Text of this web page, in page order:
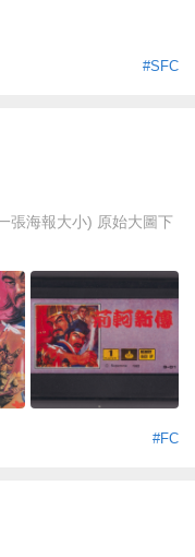
#SFC
張海報大小) 原始大圖下
#FC